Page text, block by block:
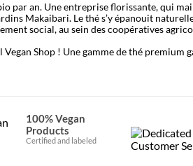
par an. Une entreprise florissante, qui
Makaibari. Le thé s’y épanouit
social, au sein des coopératives
Shop ! Une gamme de thé premium
100% Vegan
Products
Certified and labeled